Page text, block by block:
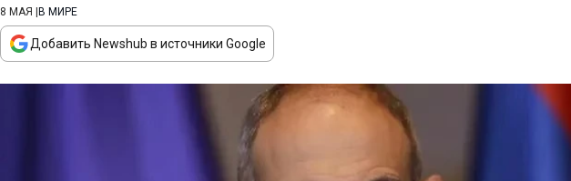
8 МАЯ В МИРЕ
Добавить Newshub в источники Google